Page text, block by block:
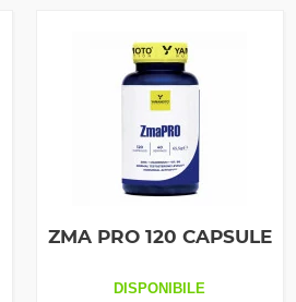
ZMA PRO 120 CAPSULE
DISPONIBILE